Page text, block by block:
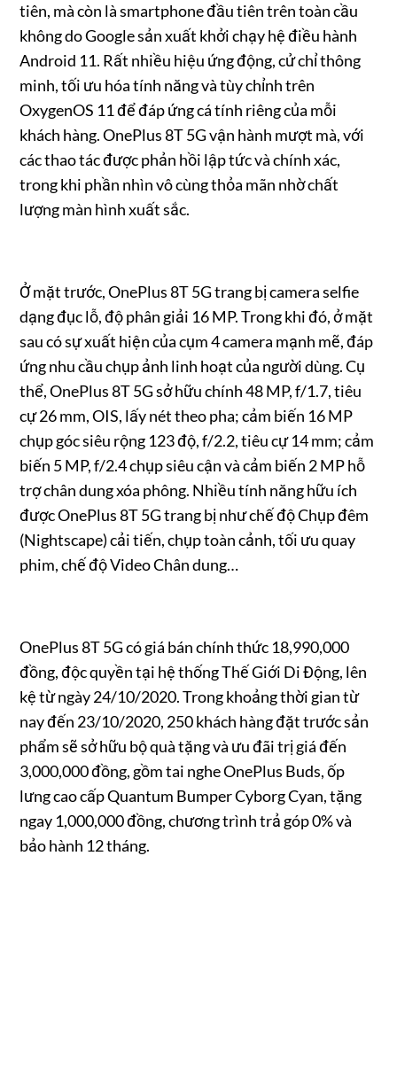
tiên, mà còn là smartphone đầu tiên trên toàn cầu
không do Google sản xuất khởi chạy hệ điều hành
Android 11. Rất nhiều hiệu ứng động, cử chỉ thông
minh, tối ưu hóa tính năng và tùy chỉnh trên
OxygenOS 11 để đáp ứng cá tính riêng của mỗi
khách hàng. OnePlus 8T 5G vận hành mượt mà, với
các thao tác được phản hồi lập tức và chính xác,
trong khi phần nhìn vô cùng thỏa mãn nhờ chất
lượng màn hình xuất sắc.
Ở mặt trước, OnePlus 8T 5G trang bị camera selfie
dạng đục lỗ, độ phân giải 16 MP. Trong khi đó, ở mặt
sau có sự xuất hiện của cụm 4 camera mạnh mẽ, đáp
ứng nhu cầu chụp ảnh linh hoạt của người dùng. Cụ
thể, OnePlus 8T 5G sở hữu chính 48 MP, f/1.7, tiêu
cự 26 mm, OIS, lấy nét theo pha; cảm biến 16 MP
chụp góc siêu rộng 123 độ, f/2.2, tiêu cự 14 mm; cảm
biến 5 MP, f/2.4 chụp siêu cận và cảm biến 2 MP hỗ
trợ chân dung xóa phông. Nhiều tính năng hữu ích
được OnePlus 8T 5G trang bị như chế độ Chụp đêm
(Nightscape) cải tiến, chụp toàn cảnh, tối ưu quay
phim, chế độ Video Chân dung…
OnePlus 8T 5G có giá bán chính thức 18,990,000
đồng, độc quyền tại hệ thống Thế Giới Di Động, lên
kệ từ ngày 24/10/2020. Trong khoảng thời gian từ
nay đến 23/10/2020, 250 khách hàng đặt trước sản
phẩm sẽ sở hữu bộ quà tặng và ưu đãi trị giá đến
3,000,000 đồng, gồm tai nghe OnePlus Buds, ốp
lưng cao cấp Quantum Bumper Cyborg Cyan, tặng
ngay 1,000,000 đồng, chương trình trả góp 0% và
bảo hành 12 tháng.